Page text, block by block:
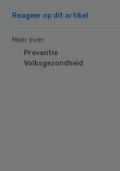
Reageer op dit artikel
Meer over:
Preventie
Volksgezondheid